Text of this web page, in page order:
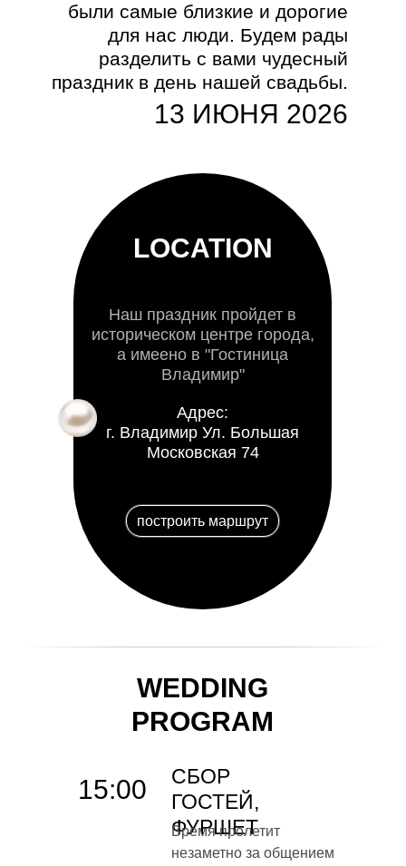
были самые близкие и дорогие
для нас люди. Будем рады
разделить с вами чудесный
праздник в день нашей свадьбы.
13 ИЮНЯ 2026
LOCATION
Наш праздник пройдет в
историческом центре города,
а имеено в "Гостиница
Владимир"
Адрес:
г. Владимир Ул. Большая
Московская 74
построить маршрут
WEDDING
PROGRAM
СБОР
ГОСТЕЙ,
ФУРШЕТ
Время пролетит
незаметно за общением
15:00